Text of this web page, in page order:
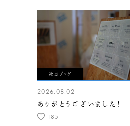
社長ブログ
2026.08.02
ありがとうございました！
185